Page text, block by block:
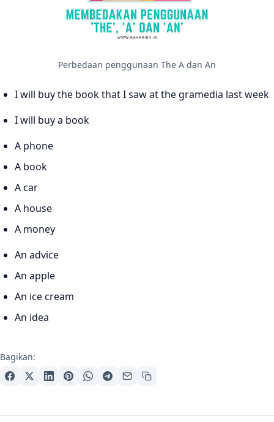
Perbedaan penggunaan The A dan An
I will buy the book that I saw at the gramedia last week
I will buy a book
A phone
A book
A car
A house
A money
An advice
An apple
An ice cream
An idea
Bagikan: